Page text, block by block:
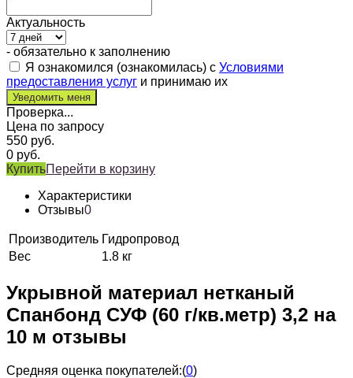
Актуальность
- обязательно к заполнению
Я ознакомился (ознакомилась) с Условиями
предоставления услуг и принимаю их
Проверка...
Цена по запросу
550 руб.
0 руб.
КупитьПерейти в корзину
Характеристики
Отзывы0
Производитель Гидропровод
Вес
1.8 кг
Укрывной материал нетканый
Спанбонд СУФ (60 г/кв.метр) 3,2 на
10 м отзывы
Средняя оценка покупателей:(0)